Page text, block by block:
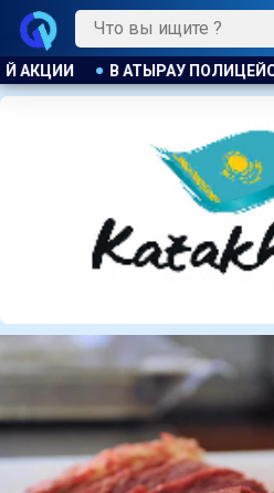
ЖИТЕЛЕЙ ДОМА ПРИ ПОЖАРЕ